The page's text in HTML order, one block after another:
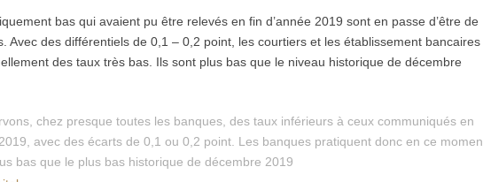
bas qui avaient pu être relevés en fin d’année 2019 sont en passe d’être de
Avec des différentiels de 0,1 – 0,2 point, les courtiers et les établissement bancaires
des taux très bas. Ils sont plus bas que le niveau historique de décembre
chez presque toutes les banques, des taux inférieurs à ceux communiqués en
avec des écarts de 0,1 ou 0,2 point. Les banques pratiquent donc en ce
bas que le plus bas historique de décembre 2019